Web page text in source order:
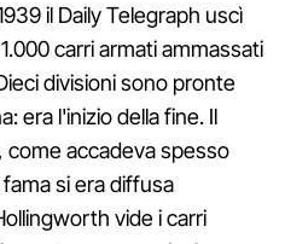
il Daily Telegraph uscì
carri armati ammassati
divisioni sono pronte
era l'inizio della fine. Il
accadeva spesso
si era diffusa
vide i carri